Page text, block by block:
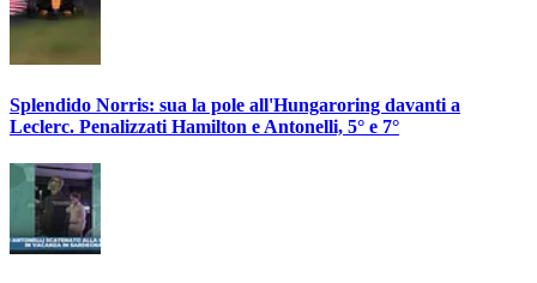
Splendido Norris: sua la pole all'Hungaroring davanti a
Leclerc. Penalizzati Hamilton e Antonelli, 5° e 7°